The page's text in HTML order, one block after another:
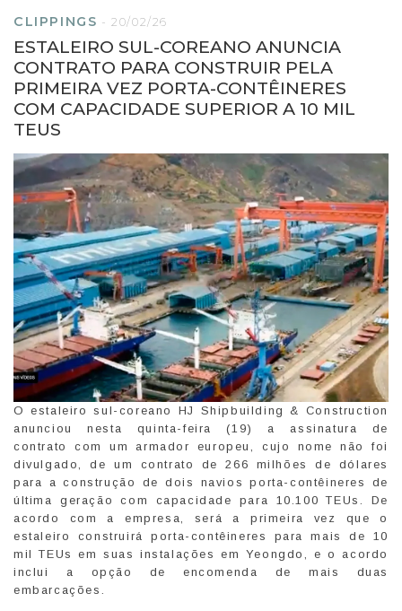
CLIPPINGS - 20/02/26
ESTALEIRO SUL-COREANO ANUNCIA
CONTRATO PARA CONSTRUIR PELA
PRIMEIRA VEZ PORTA-CONTÊINERES
COM CAPACIDADE SUPERIOR A 10 MIL
TEUS
O estaleiro sul-coreano HJ Shipbuilding & Construction
anunciou nesta quinta-feira (19) a assinatura de
contrato com um armador europeu, cujo nome não foi
divulgado, de um contrato de 266 milhões de dólares
para a construção de dois navios porta-contêineres de
última geração com capacidade para 10.100 TEUs. De
acordo com a empresa, será a primeira vez que o
estaleiro construirá porta-contêineres para mais de 10
mil TEUs em suas instalações em Yeongdo, e o acordo
inclui a opção de encomenda de mais duas
embarcações.